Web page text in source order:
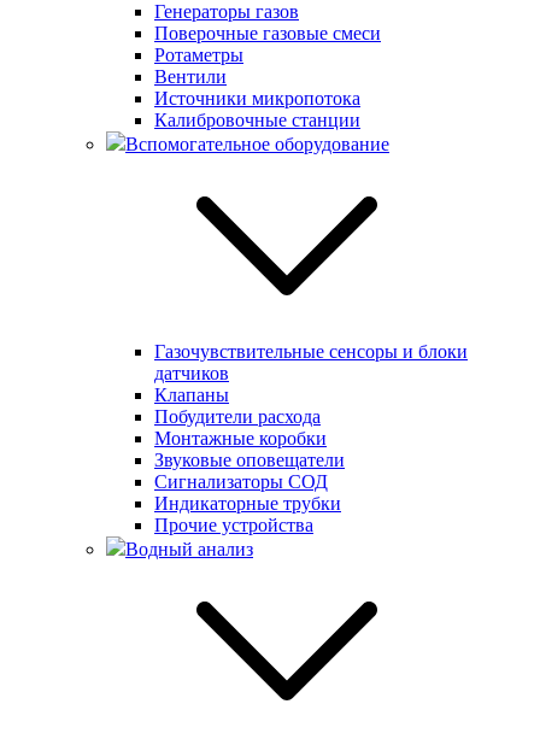
Генераторы газов
Поверочные газовые смеси
Ротаметры
Вентили
Источники микропотока
Калибровочные станции
Вспомогательное оборудование
Газочувствительные сенсоры и блоки
датчиков
Клапаны
Побудители расхода
Монтажные коробки
Звуковые оповещатели
Сигнализаторы СОД
Индикаторные трубки
Прочие устройства
Водный анализ